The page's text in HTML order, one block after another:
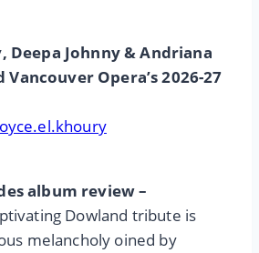
Deepa Johnny & Andriana
Vancouver Opera’s 2026-27
album review –
Dowland tribute is
melancholy oined by